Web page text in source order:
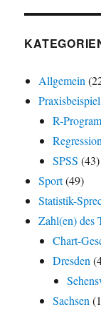
Allgemein
Praxisbeispiel
R-
SPSS (43)
Sport(49)
Statistik-
Zahl(en) des
Chart-
Dresden
Sachsen